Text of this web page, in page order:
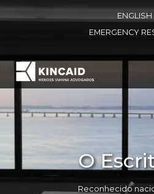
ENGLISH
EMERGENCY
O
Reconhecido